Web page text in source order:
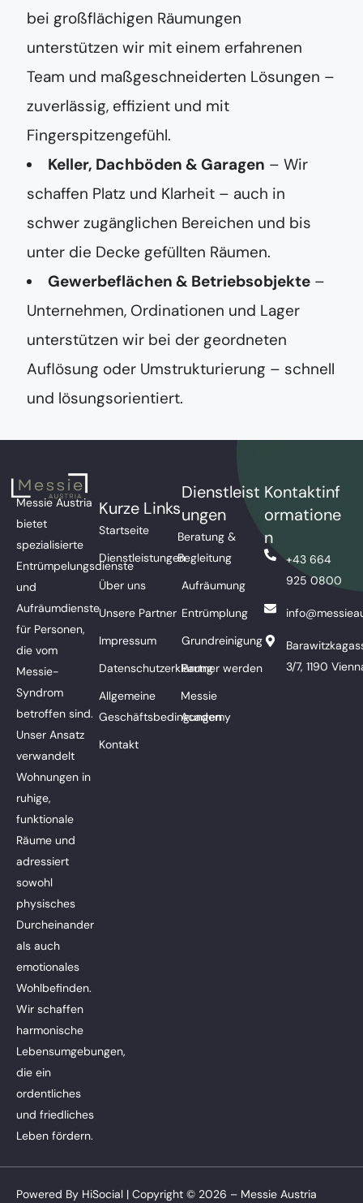
bei großflächigen Räumungen
unterstützen wir mit einem erfahrenen
Team und maßgeschneiderten Lösungen –
zuverlässig, effizient und mit
Fingerspitzengefühl.
Keller, Dachböden & Garagen – Wir
schaffen Platz und Klarheit – auch in
schwer zugänglichen Bereichen und bis
unter die Decke gefüllten Räumen.
Gewerbeflächen & Betriebsobjekte –
Unternehmen, Ordinationen und Lager
unterstützen wir bei der geordneten
Auflösung oder Umstrukturierung – schnell
und lösungsorientiert.
Messie Austria
bietet
spezialisierte
Entrümpelungsdienste
und
Aufräumdienste
für Personen,
die vom
Messie-
Syndrom
betroffen sind.
Unser Ansatz
verwandelt
Wohnungen in
ruhige,
funktionale
Räume und
adressiert
sowohl
physisches
Durcheinander
als auch
emotionales
Wohlbefinden.
Wir schaffen
harmonische
Lebensumgebungen,
die ein
ordentliches
und friedliches
Leben fördern.
Kurze Links
Startseite
Dienstleistungen
Über uns
Unsere Partner
Impressum
Datenschutzerklärung
Allgemeine
Geschäftsbedingungen
Kontakt
Dienstleist
ungen
Beratung &
Begleitung
Aufräumung
Entrümplung
Grundreinigung
Partner werden
Messie
Academy
Kontaktinf
ormatione
n
+43 664
925 0800
3/7, 1190
Powered By HiSocial | Copyright © 2026 – Messie Austria